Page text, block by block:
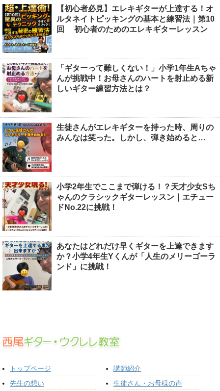
【初心者必見】エレキギターが上達する！オ
ルタネイトピッキングの基本と練習法｜第10
回 初心者のためのエレキギターレッスン
「ギターって難しくない！」小学1年生Aちゃ
んが挑戦中！お母さんのハートを射止める新
しいギター練習方法とは？
生徒さんがエレキギターを持った時、周りの
みんなは笑った。しかし、弾き始めると…
小学2年生でここまで弾ける！？天才少女Sち
ゃんのクラシックギターレッスン｜エチュー
ドNo.22に挑戦！
あなたはどれだけ早くギターを上達できます
か？小学4年生Yくんが「人生のメリーゴーラ
ンド」に挑戦！
トップページ
先生の想い
講師紹介
生徒さん・お母様の声